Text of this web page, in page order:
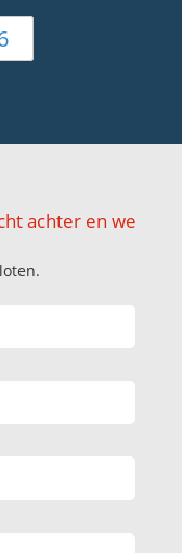
achter en we